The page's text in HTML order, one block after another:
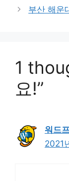
부산 해운
1
요!”
워드
2021